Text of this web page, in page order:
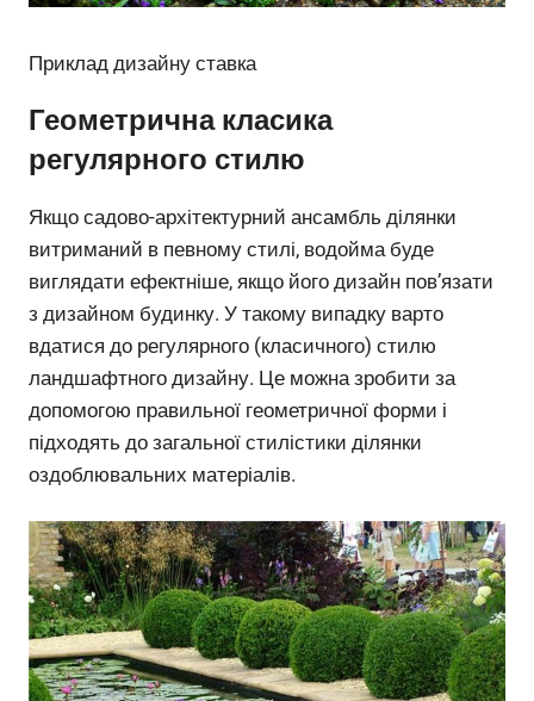
Приклад дизайну ставка
Геометрична класика
регулярного стилю
Якщо садово-архітектурний ансамбль ділянки
витриманий в певному стилі, водойма буде
виглядати ефектніше, якщо його дизайн пов’язати
з дизайном будинку. У такому випадку варто
вдатися до регулярного (класичного) стилю
ландшафтного дизайну. Це можна зробити за
допомогою правильної геометричної форми і
підходять до загальної стилістики ділянки
оздоблювальних матеріалів.